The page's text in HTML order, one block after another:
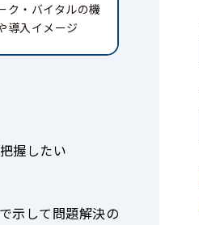
ク・バイタルの機
導入イメージ
握したい
示して問題解決の